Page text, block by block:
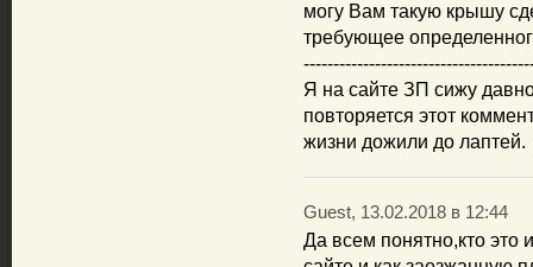
могу Вам такую крышу
требующее
Я на сайте ЗП сижу
повторяется этот
жизни дожили до лаптей.
Guest, 13.02.2018 в 12:44
Да всем понятно,кто это